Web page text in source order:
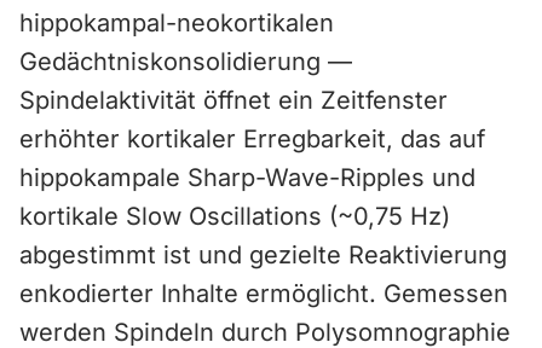
hippokampal-neokortikalen
Gedächtniskonsolidierung —
Spindelaktivität öffnet ein Zeitfenster
erhöhter kortikaler Erregbarkeit, das auf
hippokampale Sharp-Wave-Ripples und
kortikale Slow Oscillations (~0,75 Hz)
abgestimmt ist und gezielte Reaktivierung
enkodierter Inhalte ermöglicht. Gemessen
werden Spindeln durch Polysomnographie